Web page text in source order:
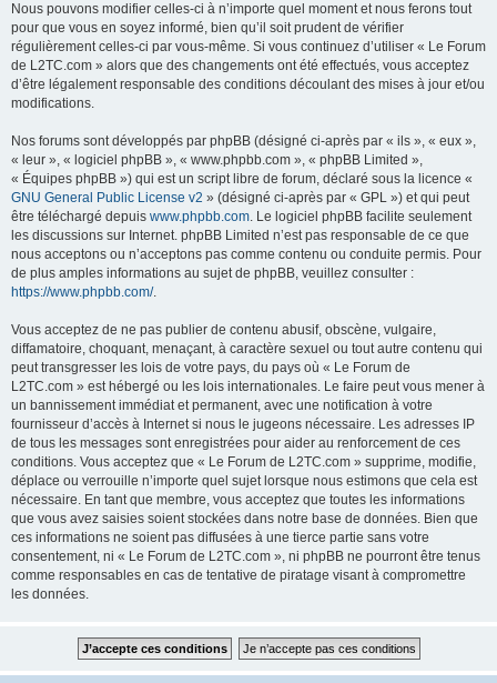
Nous pouvons modifier celles-ci à n’importe quel moment et nous ferons tout
pour que vous en soyez informé, bien qu’il soit prudent de vérifier
régulièrement celles-ci par vous-même. Si vous continuez d’utiliser « Le Forum
de L2TC.com » alors que des changements ont été effectués, vous acceptez
d’être légalement responsable des conditions découlant des mises à jour et/ou
modifications.
Nos forums sont développés par phpBB (désigné ci-après par « ils », « eux »,
« leur », « logiciel phpBB », « www.phpbb.com », « phpBB Limited »,
« Équipes phpBB ») qui est un script libre de forum, déclaré sous la licence «
GNU General Public License v2 » (désigné ci-après par « GPL ») et qui peut
être téléchargé depuis www.phpbb.com. Le logiciel phpBB facilite seulement
les discussions sur Internet. phpBB Limited n’est pas responsable de ce que
nous acceptons ou n’acceptons pas comme contenu ou conduite permis. Pour
de plus amples informations au sujet de phpBB, veuillez consulter :
https://www.phpbb.com/.
Vous acceptez de ne pas publier de contenu abusif, obscène, vulgaire,
diffamatoire, choquant, menaçant, à caractère sexuel ou tout autre contenu qui
peut transgresser les lois de votre pays, du pays où « Le Forum de
L2TC.com » est hébergé ou les lois internationales. Le faire peut vous mener à
un bannissement immédiat et permanent, avec une notification à votre
fournisseur d’accès à Internet si nous le jugeons nécessaire. Les adresses IP
de tous les messages sont enregistrées pour aider au renforcement de ces
conditions. Vous acceptez que « Le Forum de L2TC.com » supprime, modifie,
déplace ou verrouille n’importe quel sujet lorsque nous estimons que cela est
nécessaire. En tant que membre, vous acceptez que toutes les informations
que vous avez saisies soient stockées dans notre base de données. Bien que
ces informations ne soient pas diffusées à une tierce partie sans votre
consentement, ni « Le Forum de L2TC.com », ni phpBB ne pourront être tenus
comme responsables en cas de tentative de piratage visant à compromettre
les données.